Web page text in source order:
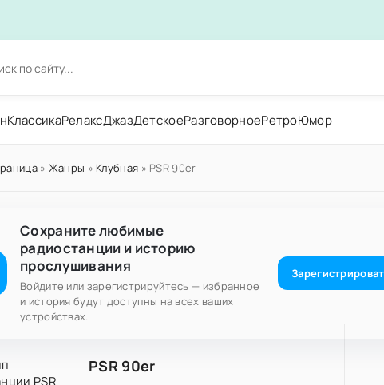
КлассикаРелаксДжазДетскоеРазговорноеРетроЮмор
» Жанры » Клубная » PSR 90er
Сохраните любимые
радиостанции и историю
прослушивания
Войдите или зарегистрируйтесь — избранное
и история будут доступны на всех ваших
устройствах.
PSR 90er